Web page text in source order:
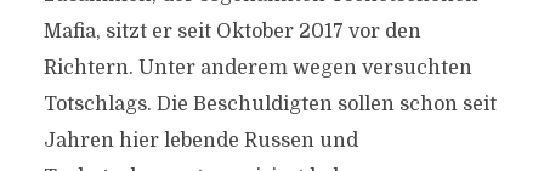
Mafia, sitzt er seit Oktober 2017 vor den
Richtern. Unter anderem wegen versuchten
Totschlags. Die Beschuldigten sollen schon seit
Jahren hier lebende Russen und